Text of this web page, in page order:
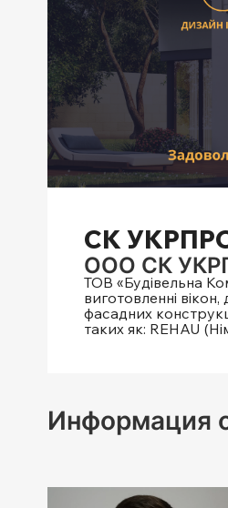
СК
ООО СК
ТОВ «Будівельна
виготовленні
фасадних
таких як: REHAU
Информация